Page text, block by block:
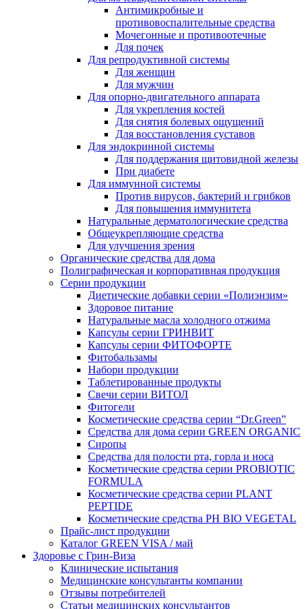
Антимикробные и
противовоспалительные средства
Мочегонные и противоотечные
Для почек
Для репродуктивной системы
Для женщин
Для мужчин
Для опорно-двигательного аппарата
Для укрепления костей
Для снятия болевых ощущений
Для восстановления суставов
Для эндокринной системы
Для поддержания щитовидной железы
При диабете
Для иммунной системы
Против вирусов, бактерий и грибков
Для повышения иммунитета
Натуральные дерматологические средства
Общеукрепляющие средства
Для улучшения зрения
Органические средства для дома
Полиграфическая и корпоративная продукция
Серии продукции
Диетические добавки серии «Полиэнзим»
Здоровое питание
Натуральные масла холодного отжима
Капсулы серии ГРИНВИТ
Капсулы серии ФИТОФОРТЕ
Фитобальзамы
Набори продукции
Таблетированные продукты
Свечи серии ВИТОЛ
Фитогели
Косметические средства серии “Dr.Green”
Средства для дома серии GREEN ORGANIC
Сиропы
Средства для полости рта, горла и носа
Косметические средства серии PROBIOTIC
FORMULA
Косметические средства серии PLANT
PEPTIDE
Косметические средства PH BIO VEGETAL
Прайс-лист продукции
Каталог GREEN VISA / май
Здоровье с Грин-Виза
Клинические испытания
Медицинские консультанты компании
Отзывы потребителей
Статьи медицинских консультантов